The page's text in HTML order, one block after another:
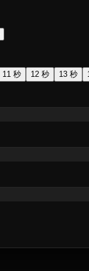
11 秒 12 秒 13 秒